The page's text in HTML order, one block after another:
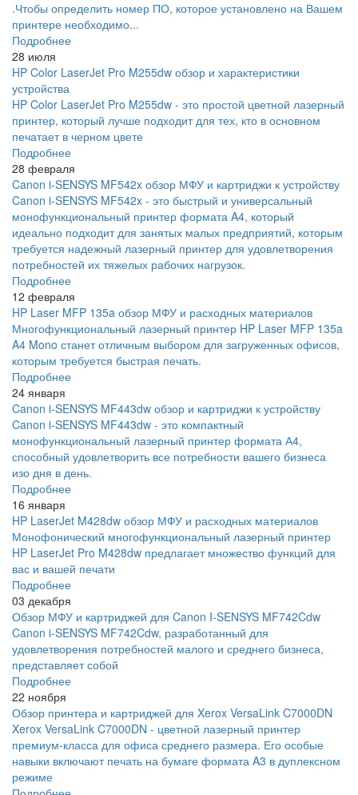
.Чтобы определить номер ПО, которое установлено на Вашем
принтере необходимо...
Подробнее
28 июля
HP Color LaserJet Pro M255dw обзор и характеристики
устройства
HP Color LaserJet Pro M255dw - это простой цветной лазерный
принтер, который лучше подходит для тех, кто в основном
печатает в черном цвете
Подробнее
28 февраля
Canon i-SENSYS MF542x обзор МФУ и картриджи к устройству
Canon i-SENSYS MF542x - это быстрый и универсальный
монофункциональный принтер формата A4, который
идеально подходит для занятых малых предприятий, которым
требуется надежный лазерный принтер для удовлетворения
потребностей их тяжелых рабочих нагрузок.
Подробнее
12 февраля
HP Laser MFP 135a обзор МФУ и расходных материалов
Многофункциональный лазерный принтер HP Laser MFP 135a
A4 Mono станет отличным выбором для загруженных офисов,
которым требуется быстрая печать.
Подробнее
24 января
Canon i-SENSYS MF443dw обзор и картриджи к устройству
Canon i-SENSYS MF443dw - это компактный
монофункциональный лазерный принтер формата А4,
способный удовлетворить все потребности вашего бизнеса
изо дня в день.
Подробнее
16 января
HP LaserJet M428dw обзор МФУ и расходных материалов
Монофонический многофункциональный лазерный принтер
HP LaserJet Pro M428dw предлагает множество функций для
вас и вашей печати
Подробнее
03 декабря
Обзор МФУ и картриджей для Canon I-SENSYS MF742Cdw
Canon i-SENSYS MF742Cdw, разработанный для
удовлетворения потребностей малого и среднего бизнеса,
представляет собой
Подробнее
22 ноября
Обзор принтера и картриджей для Xerox VersaLink C7000DN
Xerox VersaLink C7000DN - цветной лазерный принтер
премиум-класса для офиса среднего размера. Его особые
навыки включают печать на бумаге формата A3 в дуплексном
режиме